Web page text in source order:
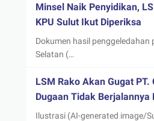
Minsel Naik Penyidikan,
KPU Sulut Ikut Diperiksa
Dokumen hasil penggeledahan
Selatan (…
LSM Rako Akan Gugat PT.
Dugaan Tidak Berjalannya
Ilustrasi (AI-generated image/